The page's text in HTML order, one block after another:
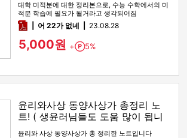
대학 미적분에 대한 정리본으로, 수능 수학에서의 미
적분 학습에 필요가 될거라고 생각되어짐
pdf어 22가 없네 23.08.28
5,000원 + Point
5%
윤리와사상 동양사상가 총정리 노
트! ( 생윤러님들도 도움 많이 됩니
다! )
윤리와 사상 동양사상가 총 정리한 노트입니다